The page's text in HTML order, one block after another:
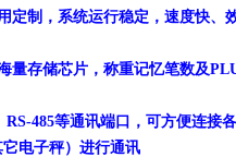
定制，系统运行稳定，速度快
量存储芯片，称重记忆笔数及
485等通讯端口，可方便连接
电子秤）进行通讯